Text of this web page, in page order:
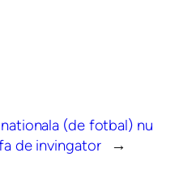
(de fotbal) nu
de invingator
→